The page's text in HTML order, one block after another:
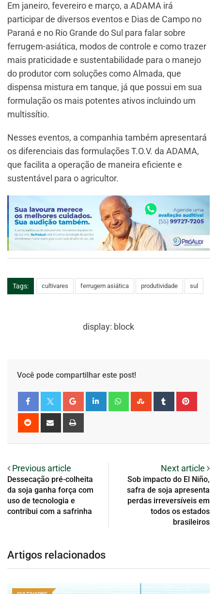
Em janeiro, fevereiro e março, a ADAMA irá
participar de diversos eventos e Dias de Campo no
Paraná e no Rio Grande do Sul para falar sobre
ferrugem-asiática, modos de controle e como trazer
mais praticidade e sustentabilidade para o manejo
do produtor com soluções como Almada, que
dispensa mistura em tanque, já que possui em sua
formulação os mais potentes ativos incluindo um
multissítio.
Nesses eventos, a companhia também apresentará
os diferenciais das formulações T.O.V. da ADAMA,
que facilita a operação de maneira eficiente e
sustentável para o agricultor.
Tags: cultivares ferrugem asiática produtividade sul
display: block
Você pode compartilhar este post!
Previous article
Dessecação pré-colheita
da soja ganha força com
uso de tecnologia e
contribui com a safrinha
Next article
Sob impacto do El Niño,
safra de soja apresenta
perdas irreversíveis em
todos os estados
brasileiros
Artigos relacionados